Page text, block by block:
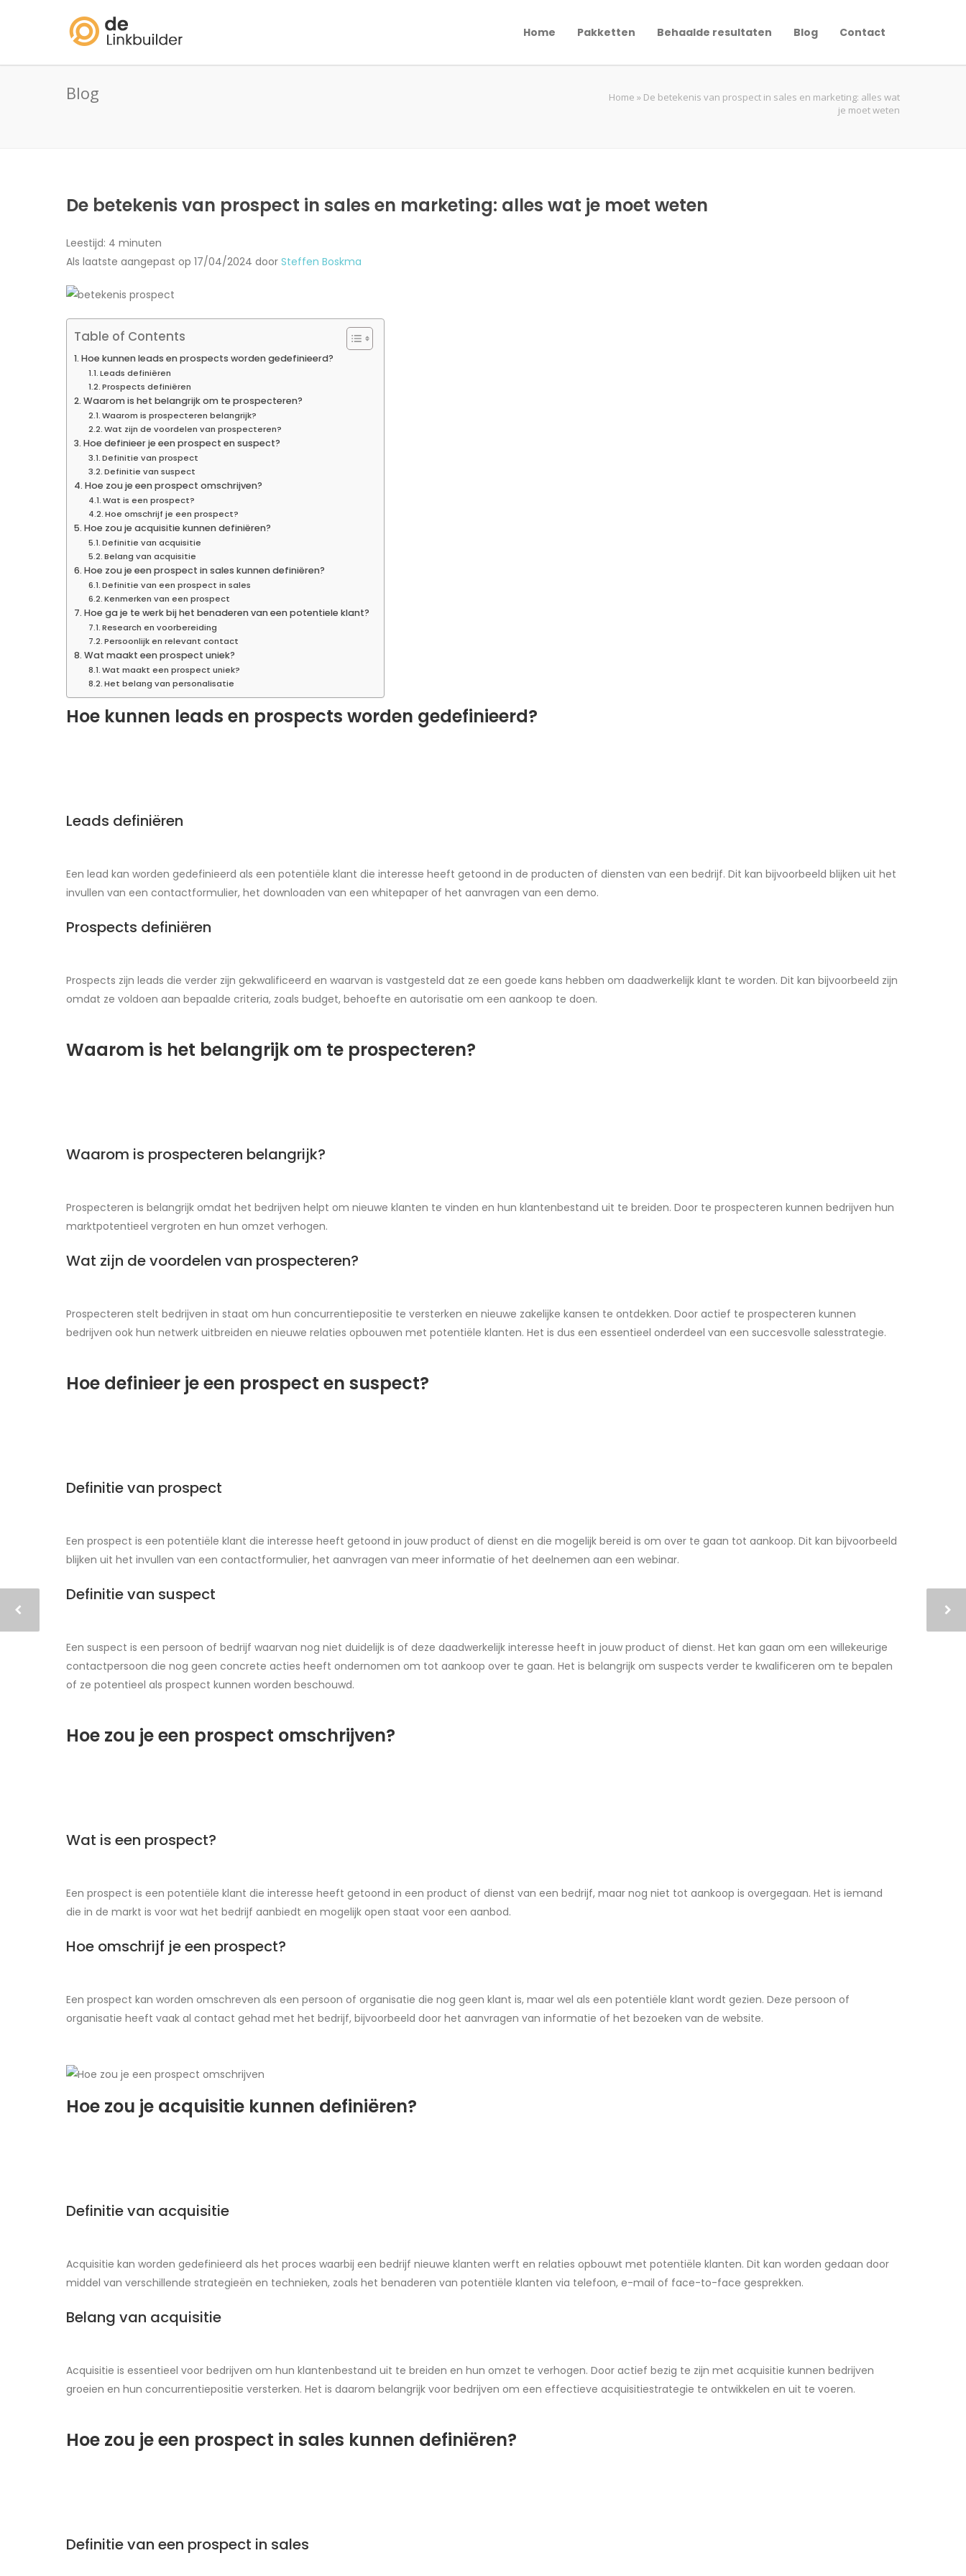
Home Pakketten Behaalde resultaten Blog Contact
Blog Home » De betekenis van prospect in sales en marketing: alles wat
je moet weten
De betekenis van prospect in sales en marketing: alles wat je moet weten
Leestijd: 4 minuten
Als laatste aangepast op 17/04/2024 door Steffen Boskma
Table of Contents
Hoe kunnen leads en prospects worden gedefinieerd?
Leads definiëren
Prospects definiëren
Waarom is het belangrijk om te prospecteren?
Waarom is prospecteren belangrijk?
Wat zijn de voordelen van prospecteren?
Hoe definieer je een prospect en suspect?
Definitie van prospect
Definitie van suspect
Hoe zou je een prospect omschrijven?
Wat is een prospect?
Hoe omschrijf je een prospect?
Hoe zou je acquisitie kunnen definiëren?
Definitie van acquisitie
Belang van acquisitie
Hoe zou je een prospect in sales kunnen definiëren?
Definitie van een prospect in sales
Kenmerken van een prospect
Hoe ga je te werk bij het benaderen van een potentiele klant?
Research en voorbereiding
Persoonlijk en relevant contact
Wat maakt een prospect uniek?
Wat maakt een prospect uniek?
Het belang van personalisatie
Hoe kunnen leads en prospects worden gedefinieerd?
Leads definiëren
Een lead kan worden gedefinieerd als een potentiële klant die interesse heeft getoond in de producten of diensten van een bedrijf. Dit kan bijvoorbeeld blijken uit het
invullen van een contactformulier, het downloaden van een whitepaper of het aanvragen van een demo.
Prospects definiëren
Prospects zijn leads die verder zijn gekwalificeerd en waarvan is vastgesteld dat ze een goede kans hebben om daadwerkelijk klant te worden. Dit kan bijvoorbeeld zijn
omdat ze voldoen aan bepaalde criteria, zoals budget, behoefte en autorisatie om een aankoop te doen.
Waarom is het belangrijk om te prospecteren?
Waarom is prospecteren belangrijk?
Prospecteren is belangrijk omdat het bedrijven helpt om nieuwe klanten te vinden en hun klantenbestand uit te breiden. Door te prospecteren kunnen bedrijven hun
marktpotentieel vergroten en hun omzet verhogen.
Wat zijn de voordelen van prospecteren?
Prospecteren stelt bedrijven in staat om hun concurrentiepositie te versterken en nieuwe zakelijke kansen te ontdekken. Door actief te prospecteren kunnen
bedrijven ook hun netwerk uitbreiden en nieuwe relaties opbouwen met potentiële klanten. Het is dus een essentieel onderdeel van een succesvolle salesstrategie.
Hoe definieer je een prospect en suspect?
Definitie van prospect
Een prospect is een potentiële klant die interesse heeft getoond in jouw product of dienst en die mogelijk bereid is om over te gaan tot aankoop. Dit kan bijvoorbeeld
blijken uit het invullen van een contactformulier, het aanvragen van meer informatie of het deelnemen aan een webinar.
Definitie van suspect
Een suspect is een persoon of bedrijf waarvan nog niet duidelijk is of deze daadwerkelijk interesse heeft in jouw product of dienst. Het kan gaan om een willekeurige
contactpersoon die nog geen concrete acties heeft ondernomen om tot aankoop over te gaan. Het is belangrijk om suspects verder te kwalificeren om te bepalen
of ze potentieel als prospect kunnen worden beschouwd.
Hoe zou je een prospect omschrijven?
Wat is een prospect?
Een prospect is een potentiële klant die interesse heeft getoond in een product of dienst van een bedrijf, maar nog niet tot aankoop is overgegaan. Het is iemand
die in de markt is voor wat het bedrijf aanbiedt en mogelijk open staat voor een aanbod.
Hoe omschrijf je een prospect?
Een prospect kan worden omschreven als een persoon of organisatie die nog geen klant is, maar wel als een potentiële klant wordt gezien. Deze persoon of
organisatie heeft vaak al contact gehad met het bedrijf, bijvoorbeeld door het aanvragen van informatie of het bezoeken van de website.
Hoe zou je acquisitie kunnen definiëren?
Definitie van acquisitie
Acquisitie kan worden gedefinieerd als het proces waarbij een bedrijf nieuwe klanten werft en relaties opbouwt met potentiële klanten. Dit kan worden gedaan door
middel van verschillende strategieën en technieken, zoals het benaderen van potentiële klanten via telefoon, e-mail of face-to-face gesprekken.
Belang van acquisitie
Acquisitie is essentieel voor bedrijven om hun klantenbestand uit te breiden en hun omzet te verhogen. Door actief bezig te zijn met acquisitie kunnen bedrijven
groeien en hun concurrentiepositie versterken. Het is daarom belangrijk voor bedrijven om een effectieve acquisitiestrategie te ontwikkelen en uit te voeren.
Hoe zou je een prospect in sales kunnen definiëren?
Definitie van een prospect in sales